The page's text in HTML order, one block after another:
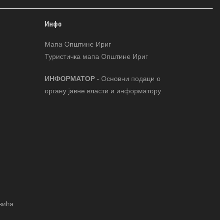
Инфо
Мапa Општине Ириг
Туристичка мапа Општине Ириг
ИНФОРМАТОР - Основни подаци о
органу јавне власти и информатору